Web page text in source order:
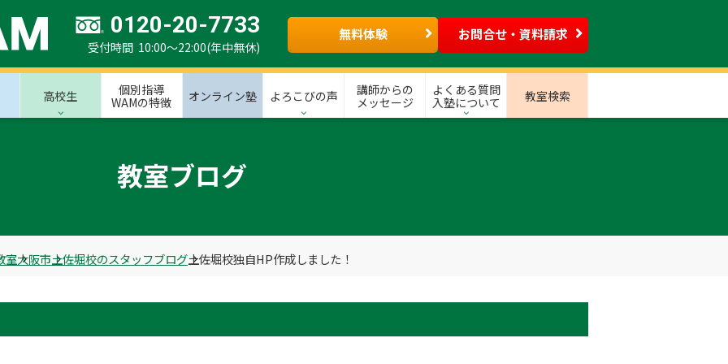
0120-20-7733
受付時間 10:00～22:00(年中無休)
無料体験 お問合せ・資料請求
高校生
個別指導
WAMの特徴
オンライン塾 よろこびの声
講師からの
メッセージ
よくある質問
入塾について
教室検索
教室ブログ
室大阪市土佐堀校のスタッフブログ土佐堀校独自HP作成しました！